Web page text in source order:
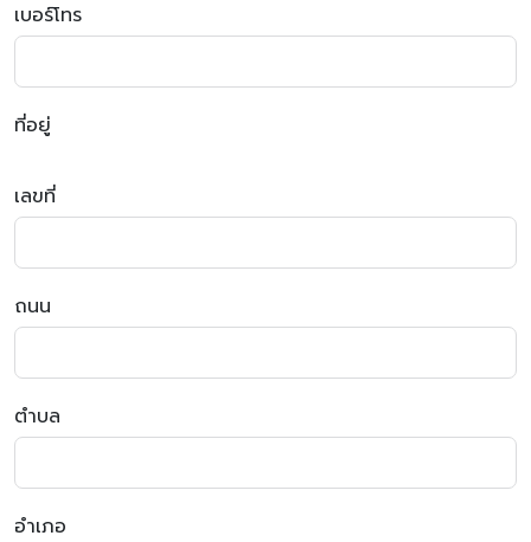
เบอร์โทร
ที่อยู่
เลขที่
ถนน
ตำบล
อำเภอ